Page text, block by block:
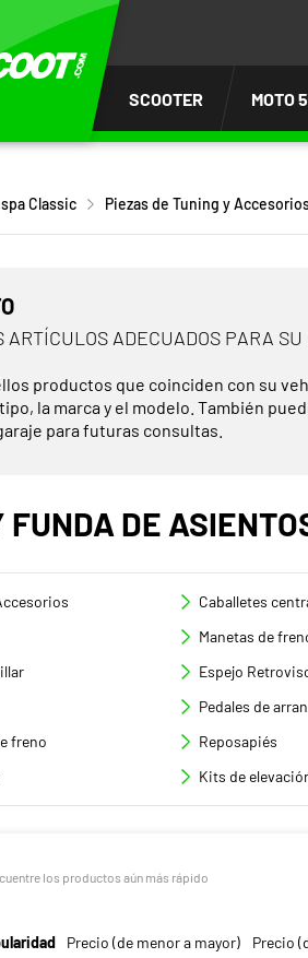
SCOOTER MOTO
Classic Piezas de Tuning y
ARTÍCULOS ADECUADOS PARA SU
productos que coinciden con su
la marca y el modelo. También
para futuras consultas.
FUNDA DE
Caballetes
Manetas de
Espejo
Pedales de
freno
Reposapiés
Kits de
los productos aún más rápido
Precio (de menor a mayor) Precio